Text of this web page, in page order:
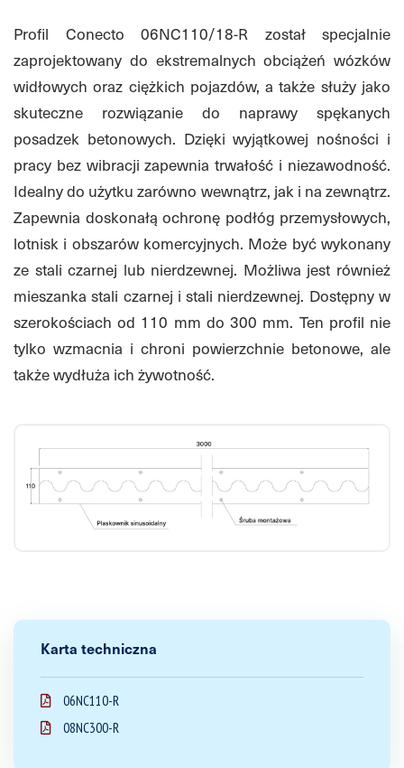
Profil Conecto 06NC110/18-R został specjalnie
zaprojektowany do ekstremalnych obciążeń wózków
widłowych oraz ciężkich pojazdów, a także służy jako
skuteczne rozwiązanie do naprawy spękanych
posadzek betonowych. Dzięki wyjątkowej nośności i
pracy bez wibracji zapewnia trwałość i niezawodność.
Idealny do użytku zarówno wewnątrz, jak i na zewnątrz.
Zapewnia doskonałą ochronę podłóg przemysłowych,
lotnisk i obszarów komercyjnych. Może być wykonany
ze stali czarnej lub nierdzewnej. Możliwa jest również
mieszanka stali czarnej i stali nierdzewnej. Dostępny w
szerokościach od 110 mm do 300 mm. Ten profil nie
tylko wzmacnia i chroni powierzchnie betonowe, ale
także wydłuża ich żywotność.
Karta techniczna
06NC110-R
08NC300-R